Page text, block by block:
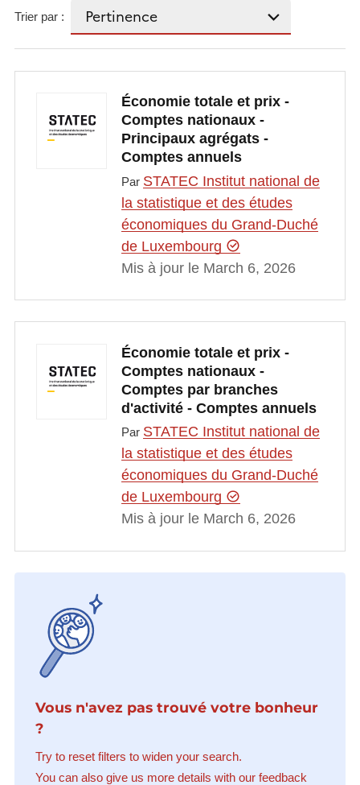
Trier par :
Économie totale et prix -
Comptes nationaux -
Principaux agrégats -
Comptes annuels
Par STATEC Institut national de
la statistique et des études
économiques du Grand-Duché
de Luxembourg
Mis à jour le March 6, 2026
Économie totale et prix -
Comptes nationaux -
Comptes par branches
d'activité - Comptes annuels
Par STATEC Institut national de
la statistique et des études
économiques du Grand-Duché
de Luxembourg
Mis à jour le March 6, 2026
Vous n'avez pas trouvé votre bonheur
?
Try to reset filters to widen your search.
You can also give us more details with our feedback